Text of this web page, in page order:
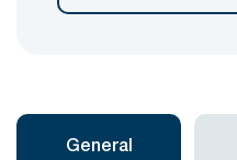
General